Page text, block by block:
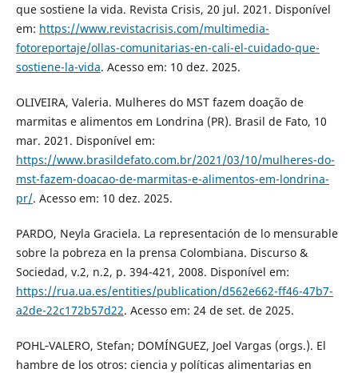
que sostiene la vida. Revista Crisis, 20 jul. 2021. Disponível
em: https://www.revistacrisis.com/multimedia-
fotoreportaje/ollas-comunitarias-en-cali-el-cuidado-que-
sostiene-la-vida. Acesso em: 10 dez. 2025.
OLIVEIRA, Valeria. Mulheres do MST fazem doação de
marmitas e alimentos em Londrina (PR). Brasil de Fato, 10
mar. 2021. Disponível em:
https://www.brasildefato.com.br/2021/03/10/mulheres-do-
mst-fazem-doacao-de-marmitas-e-alimentos-em-londrina-
pr/. Acesso em: 10 dez. 2025.
PARDO, Neyla Graciela. La representación de lo mensurable
sobre la pobreza en la prensa Colombiana. Discurso &
Sociedad, v.2, n.2, p. 394-421, 2008. Disponível em:
https://rua.ua.es/entities/publication/d562e662-ff46-47b7-
a2de-22c172b57d22. Acesso em: 24 de set. de 2025.
POHL‑VALERO, Stefan; DOMÍNGUEZ, Joel Vargas (orgs.). El
hambre de los otros: ciencia y políticas alimentarias en